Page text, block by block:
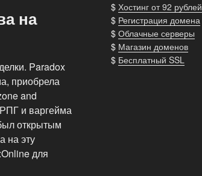
на
Paradox
приобрела
and
и варгейма
открытым
на эту
для
$ Хостинг от 92 рублей
$ Регистрация домена
$ Облачные серверы
$ Магазин доменов
$ Бесплатный SSL